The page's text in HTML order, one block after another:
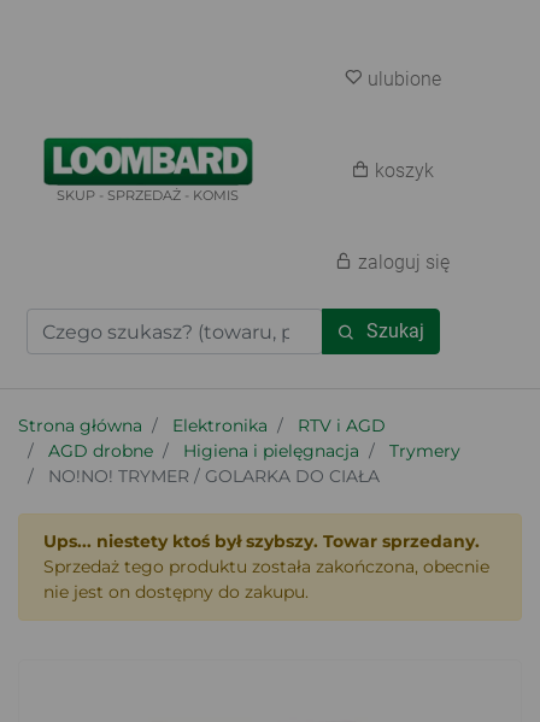
SKUP - SPRZEDAŻ - KOMIS
Szukaj
ulubione
koszyk
zaloguj się
Strona główna Elektronika
RTV i AGD
AGD drobne
Higiena i pielęgnacja
Trymery
NO!NO! TRYMER / GOLARKA DO CIAŁA
Ups... niestety ktoś był szybszy. Towar sprzedany.
Sprzedaż tego produktu została zakończona, obecnie
nie jest on dostępny do zakupu.